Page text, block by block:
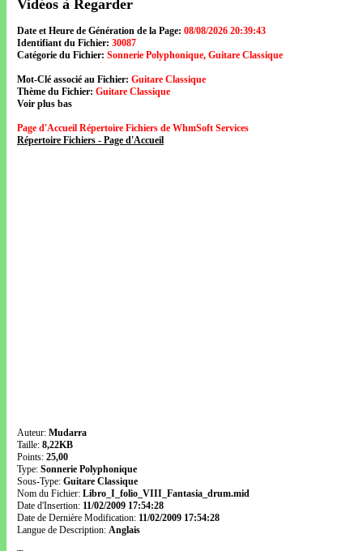
Vidéos à Regarder
Date et Heure de Génération de la Page: 08/08/2026 20:39:43
Identifiant du Fichier: 30087
Catégorie du Fichier: Sonnerie Polyphonique, Guitare Classique
Mot-Clé associé au Fichier: Guitare Classique
Thème du Fichier: Guitare Classique
Voir plus bas
Page d'Accueil Répertoire Fichiers de WhmSoft Services
Répertoire Fichiers - Page d'Accueil
Auteur: Mudarra
Taille: 8,22KB
Points: 25,00
Type: Sonnerie Polyphonique
Sous-Type: Guitare Classique
Nom du Fichier: Libro_I_folio_VIII_Fantasia_drum.mid
Date d'Insertion: 11/02/2009 17:54:28
Date de Dernière Modification: 11/02/2009 17:54:28
Langue de Description: Anglais